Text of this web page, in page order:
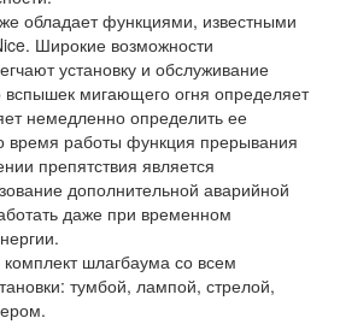
обладает функциями, известными
Широкие возможности
установку и обслуживание
вспышек мигающего огня определяет
немедленно определить ее
время работы функция прерывания
препятствия является
дополнительной аварийной
даже при временном
шлагбаума со всем
тумбой, лампой, стрелой,